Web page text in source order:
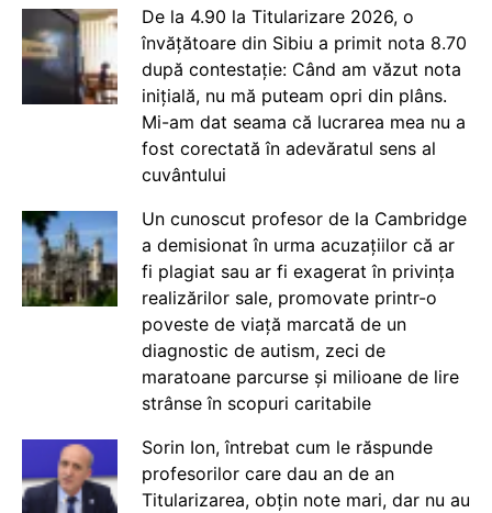
De la 4.90 la Titularizare 2026, o
învățătoare din Sibiu a primit nota 8.70
după contestație: Când am văzut nota
inițială, nu mă puteam opri din plâns.
Mi-am dat seama că lucrarea mea nu a
fost corectată în adevăratul sens al
cuvântului
Un cunoscut profesor de la Cambridge
a demisionat în urma acuzațiilor că ar
fi plagiat sau ar fi exagerat în privința
realizărilor sale, promovate printr-o
poveste de viață marcată de un
diagnostic de autism, zeci de
maratoane parcurse și milioane de lire
strânse în scopuri caritabile
Sorin Ion, întrebat cum le răspunde
profesorilor care dau an de an
Titularizarea, obțin note mari, dar nu au